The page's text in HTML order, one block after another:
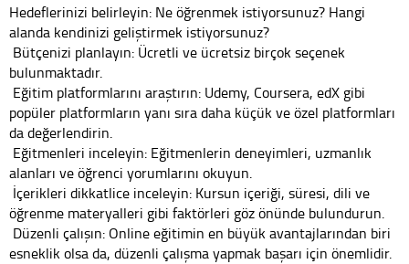
Hedeflerinizi belirleyin: Ne öğrenmek istiyorsunuz? Hangi
alanda kendinizi geliştirmek istiyorsunuz?
Bütçenizi planlayın: Ücretli ve ücretsiz birçok seçenek
bulunmaktadır.
Eğitim platformlarını araştırın: Udemy, Coursera, edX gibi
popüler platformların yanı sıra daha küçük ve özel platformları
da değerlendirin.
Eğitmenleri inceleyin: Eğitmenlerin deneyimleri, uzmanlık
alanları ve öğrenci yorumlarını okuyun.
İçerikleri dikkatlice inceleyin: Kursun içeriği, süresi, dili ve
öğrenme materyalleri gibi faktörleri göz önünde bulundurun.
Düzenli çalışın: Online eğitimin en büyük avantajlarından biri
esneklik olsa da, düzenli çalışma yapmak başarı için önemlidir.